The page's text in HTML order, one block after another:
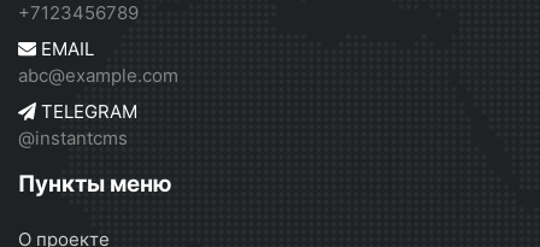
+7123456789
EMAIL
abc@example.com
TELEGRAM
@instantcms
Пункты меню
О проекте